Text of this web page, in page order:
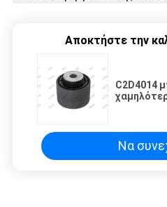
Αποκτήστε την
C2D4014
Να